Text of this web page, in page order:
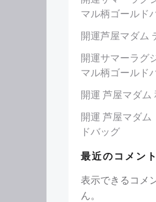
マル柄ゴールド
開運芦屋マダム
開運サマーラグ
マル柄ゴールド
開運 芦屋マダム
開運 芦屋マダム
ドバッグ
最近のコメント
表示できるコメ
ん。